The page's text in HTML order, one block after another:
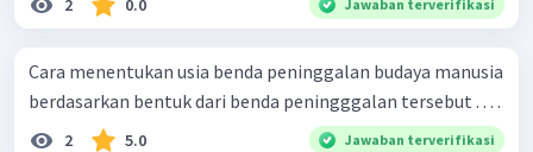
2 0.0 Jawaban terverifikasi
Cara menentukan usia benda peninggalan budaya manusia
berdasarkan bentuk dari benda peningggalan tersebut . . . .
2 5.0 Jawaban terverifikasi